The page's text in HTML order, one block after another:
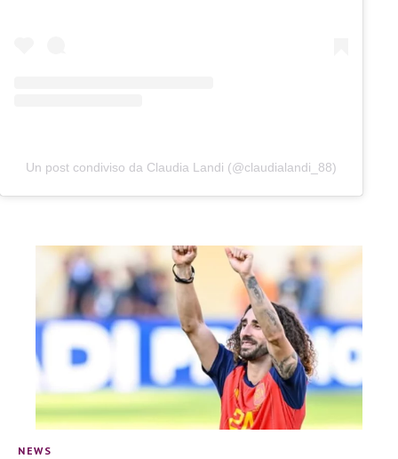
Un post condiviso da Claudia Landi (@claudialandi_88)
NEWS